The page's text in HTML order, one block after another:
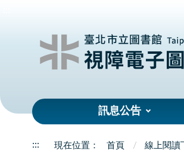
訊息公告
::: 首頁 線上閱讀